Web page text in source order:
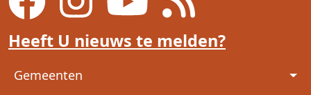
Heeft U nieuws te melden?
Voet
Gemeenten